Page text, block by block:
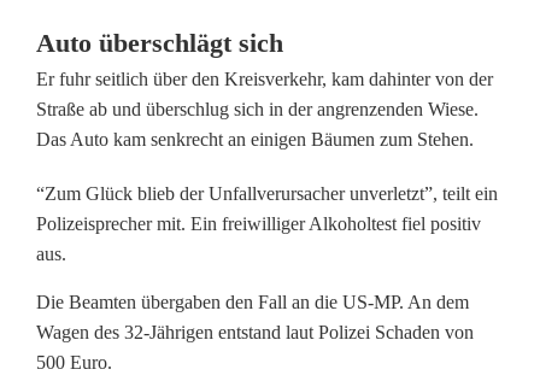
e
r
c
h
l
ä
Auto überschlägt sich
Er fuhr seitlich über den Kreisverkehr, kam dahinter von der
Straße ab und überschlug sich in der angrenzenden Wiese.
Das Auto kam senkrecht an einigen Bäumen zum Stehen.
“Zum Glück blieb der Unfallverursacher unverletzt”, teilt ein
Polizeisprecher mit. Ein freiwilliger Alkoholtest fiel positiv
aus.
Die Beamten übergaben den Fall an die US-MP. An dem
Wagen des 32-Jährigen entstand laut Polizei Schaden von
500 Euro.